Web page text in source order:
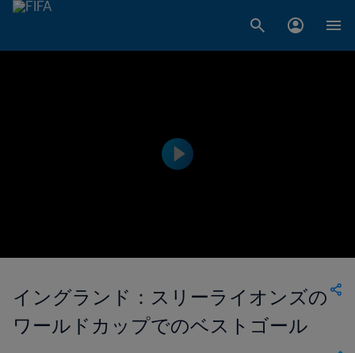
イングランド：スリーライオンズの
ワールドカップでのベストゴール